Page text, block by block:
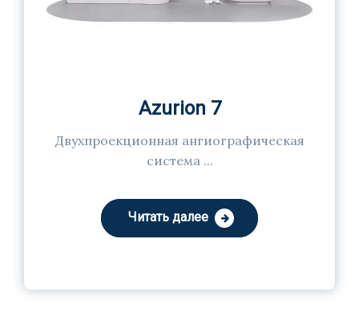
Azurion 7
Двухпроекционная ангиографическая
система ...
Читать далее